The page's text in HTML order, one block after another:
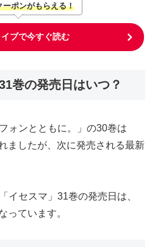
ーポンがもらえる！
ブで今すぐ読む
巻の発売日はいつ？
ォンとともに。」の30巻は
ましたが、次に発売される最新
イセスマ」31巻の発売日は、
っています。